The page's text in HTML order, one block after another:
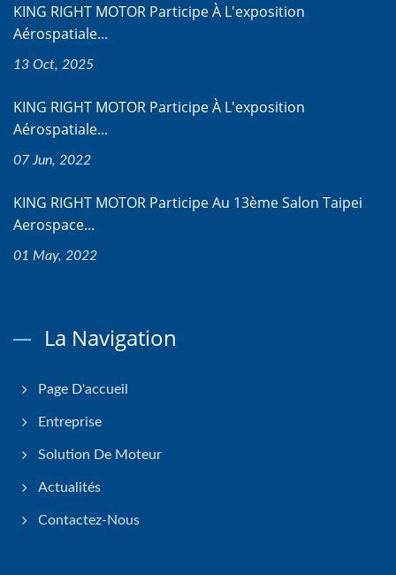
KING RIGHT MOTOR Participe À L'exposition
Aérospatiale...
13 Oct, 2025
KING RIGHT MOTOR Participe À L'exposition
Aérospatiale...
07 Jun, 2022
KING RIGHT MOTOR Participe Au 13ème Salon Taipei
Aerospace...
01 May, 2022
La Navigation
Page D'accueil
Entreprise
Solution De Moteur
Actualités
Contactez-Nous